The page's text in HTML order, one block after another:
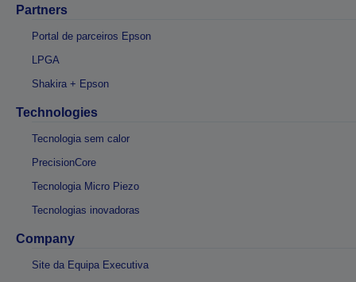
Partners
Portal de parceiros Epson
LPGA
Shakira + Epson
Technologies
Tecnologia sem calor
PrecisionCore
Tecnologia Micro Piezo
Tecnologias inovadoras
Company
Site da Equipa Executiva